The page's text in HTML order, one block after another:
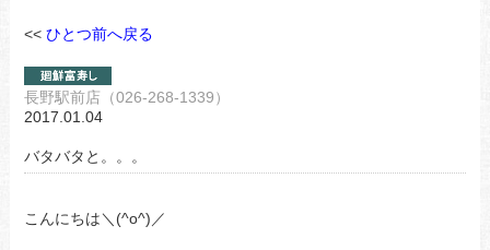
<< ひとつ前へ戻る
長野駅前店（026-268-1339）
2017.01.04
バタバタと。。。
こんにちは＼(^o^)／